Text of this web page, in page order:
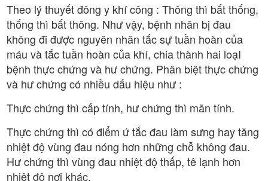
Theo lý thuyết đông y khí công : Thông thì bất thống,
thống thì bất thông. Như vậy, bệnh nhân bị đau
không đi được nguyên nhân tắc sự tuần hoàn của
máu và tắc tuần hoàn của khí, chia thành hai loạI
bệnh thực chứng và hư chứng. Phân biệt thực chứng
và hư chứng có nhiều dấu hiệu như :
Thực chứng thì cấp tính, hư chứng thì mãn tính.
Thực chứng thì có điểm ứ tắc đau làm sưng hay tăng
nhiệt độ vùng đau nóng hơn những chỗ không đau.
Hư chứng thì vùng đau nhiệt độ thấp, tê lạnh hơn
nhiệt độ nơi khác.